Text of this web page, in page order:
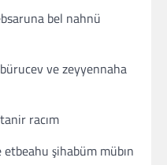
bel nahnü
ve zeyyennaha
racım
şihabüm mübın